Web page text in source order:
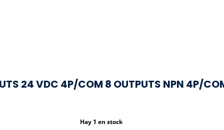
24 VDC 4P/COM 8 OUTPUTS NPN 4P/
Hay 1 en stock